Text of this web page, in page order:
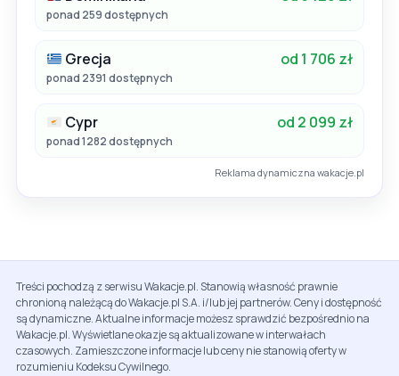
ponad 259 dostępnych
Grecja od 1 706 zł
ponad 2391 dostępnych
Cypr od 2 099 zł
ponad 1282 dostępnych
Reklama dynamiczna wakacje.pl
Treści pochodzą z serwisu Wakacje.pl. Stanowią własność prawnie
chronioną należącą do Wakacje.pl S.A. i/lub jej partnerów. Ceny i dostępność
są dynamiczne. Aktualne informacje możesz sprawdzić bezpośrednio na
Wakacje.pl. Wyświetlane okazje są aktualizowane w interwałach
czasowych. Zamieszczone informacje lub ceny nie stanowią oferty w
rozumieniu Kodeksu Cywilnego.